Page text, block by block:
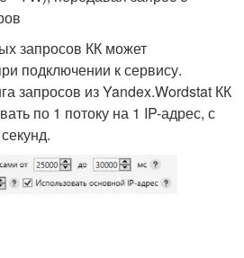
запросов КК может
подключении к сервису.
запросов из Yandex.Wordstat КК
по 1 потоку на 1 IP-адрес, с